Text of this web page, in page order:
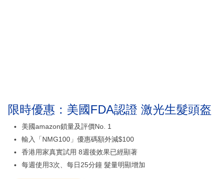
限時優惠：美國FDA認證 激光生髮頭盔
美國amazon鎖量及評價No. 1
輸入「NMG100」優惠碼額外減$100
香港用家真實試用 8週後效果已經顯著
每週使用3次、每日25分鐘 髮量明顯增加